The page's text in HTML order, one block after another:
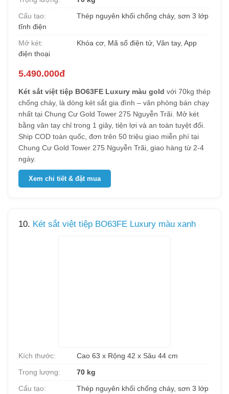
Cấu tạo:
Thép nguyên khối chống cháy, sơn 3 lớp
tĩnh điện
Mở két:
Khóa cơ, Mã số điện tử, Vân tay, App
điện thoại
5.490.000đ
Két sắt việt tiệp BO63FE Luxury màu gold với 70kg thép
chống cháy, là dòng két sắt gia đình – văn phòng bán chạy
nhất tại Chung Cư Gold Tower 275 Nguyễn Trãi. Mở két
bằng vân tay chỉ trong 1 giây, tiện lợi và an toàn tuyệt đối.
Ship COD toàn quốc, đơn trên 50 triệu giao miễn phí tại
Chung Cư Gold Tower 275 Nguyễn Trãi, giao hàng từ 2-4
ngày.
Xem chi tiết & đặt mua
10. Két sắt việt tiệp BO63FE Luxury màu xanh
Kích thước:
Cao 63 x Rộng 42 x Sâu 44 cm
Trọng lượng:
70 kg
Cấu tạo:
Thép nguyên khối chống cháy, sơn 3 lớp